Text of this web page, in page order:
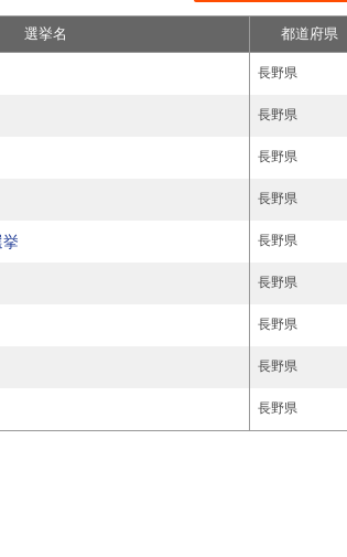
選挙名 都道府県
長野県
長野県
長野県
長野県
長野県
長野県
長野県
長野県
長野県